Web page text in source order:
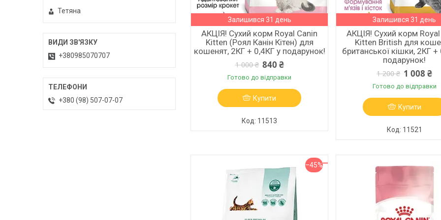
Залишився 31 день
АКЦІЯ! Сухий корм Royal Canin
Kitten (Роял Канін Кітен) для
кошенят, 2КГ + 0,4КГ у подарунок!
1 000 ₴ 840 ₴
Готово до відправки
Купити
11513
Залишився 31 день
АКЦІЯ! Сухий корм
Kitten British для
британської кішки, 2КГ +
подарунок!
1 200 ₴ 1 008 ₴
Готово до відправки
Купити
11521
–45%
Тетяна
+380985070707
+380 (98) 507-07-07